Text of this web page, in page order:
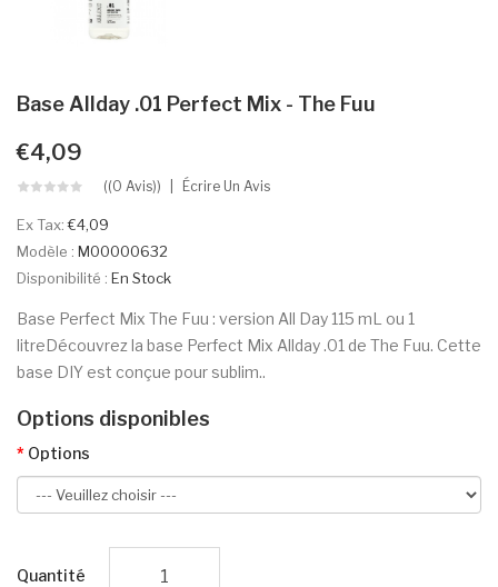
Base Allday .01 Perfect Mix - The Fuu
€4,09
((0 Avis)) Écrire Un Avis
Ex Tax:€4,09
Modèle : M00000632
Disponibilité : En Stock
Base Perfect Mix The Fuu : version All Day 115 mL ou 1
litreDécouvrez la base Perfect Mix Allday .01 de The Fuu. Cette
base DIY est conçue pour sublim..
Options disponibles
Options
Quantité